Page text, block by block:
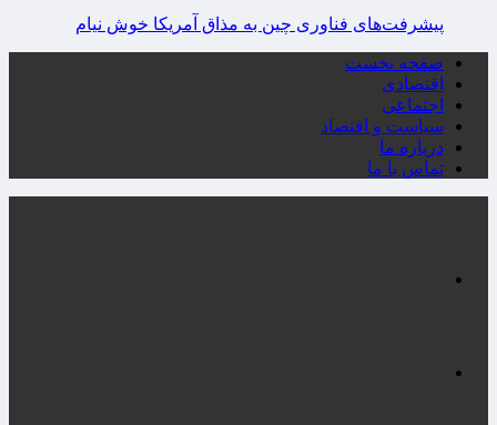
پیشرفت‌های فناوری چین به مذاق آمریکا خوش نیام
صفحه نخست
اقتصادی
اجتماعی
سیاست و اقتصاد
درباره ما
تماس با ما